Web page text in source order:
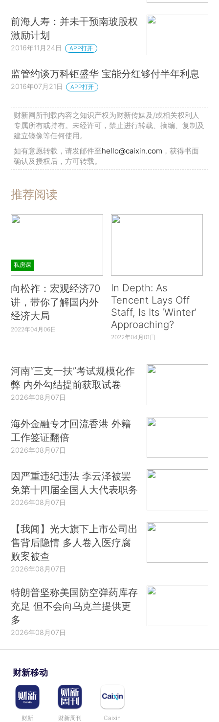
前海人寿：并未干预南玻股权
激励计划
2016年11月24日 APP打开
监管约谈万科钜盛华 宝能分红够付半年利息
2016年07月21日 APP打开
财新网所刊载内容之知识产权为财新传媒及/或相关权利人
专属所有或持有。未经许可，禁止进行转载、摘编、复制及
建立镜像等任何使用。
如有意愿转载，请发邮件至hello@caixin.com ，获得书面
确认及授权后，方可转载。
推荐阅读
私房课
向松祚：宏观经济70
讲，带你了解国内外
经济大局
2022年04月06日
In Depth: As
Tencent Lays Off
Staff, Is Its ‘Winter’
Approaching?
2022年04月01日
河南“三支一扶”考试规模化作
弊 内外勾结提前获取试卷
2026年08月07日
海外金融专才回流香港 外籍
工作签证翻倍
2026年08月07日
因严重违纪违法 李云泽被罢
免第十四届全国人大代表职务
2026年08月07日
【我闻】光大旗下上市公司出
售背后隐情 多人卷入医疗腐
败案被查
2026年08月07日
特朗普坚称美国防空弹药库存
充足 但不会向乌克兰提供更
多
2026年08月07日
财新移动
财新 财新周刊 Caixin